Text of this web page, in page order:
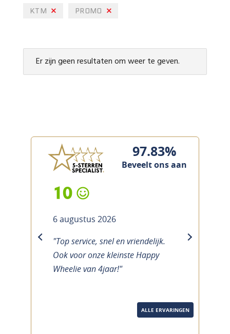
KTM PROMO
Er zijn geen resultaten om weer te geven.
97.83%
Beveelt ons aan
10
6 augustus 2026
"Top service, snel en vriendelijk.
Ook voor onze kleinste Happy
Wheelie van 4jaar!"
previous next
ALLE ERVARINGEN